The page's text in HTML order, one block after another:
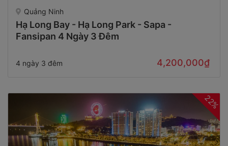
Quảng Ninh
Hạ Long Bay - Hạ Long Park - Sapa -
Fansipan 4 Ngày 3 Đêm
4 ngày 3 đêm 4,200,000₫
22%